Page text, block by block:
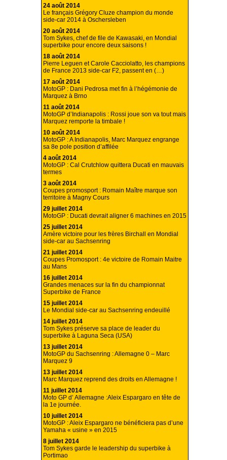
24 août 2014
Le français Grégory Cluze champion du monde
side-car 2014 à Oschersleben
20 août 2014
Tom Sykes, chef de file de Kawasaki, en Mondial
superbike pour encore deux saisons !
18 août 2014
Pierre Leguen et Carole Cacciolatto, les champions
de France 2013 side-car F2, passent en (…)
17 août 2014
MotoGP : Dani Pedrosa met fin à l’hégémonie de
Marquez à Brno
11 août 2014
MotoGP d’Indianapolis : Rossi joue son va tout mais
Marquez remporte la timbale !
10 août 2014
MotoGP : A Indianapolis, Marc Marquez engrange
sa 8e pole position d’affilée
4 août 2014
MotoGP : Cal Crutchlow quittera Ducati en mauvais
termes
3 août 2014
Coupes promosport : Romain Maître marque son
territoire à Magny Cours
29 juillet 2014
MotoGP : Ducati devrait aligner 6 machines en 2015
25 juillet 2014
Amère victoire pour les frères Birchall en Mondial
side-car au Sachsenring
21 juillet 2014
Coupes Promosport : 4e victoire de Romain Maitre
au Mans
16 juillet 2014
Grandes menaces sur la fin du championnat
Superbike de France
15 juillet 2014
Le Mondial side-car au Sachsenring endeuillé
14 juillet 2014
Tom Sykes préserve sa place de leader du
superbike à Laguna Seca (USA)
13 juillet 2014
MotoGP du Sachsenring : Allemagne 0 – Marc
Marquez 9
13 juillet 2014
Marc Marquez reprend des droits en Allemagne !
11 juillet 2014
Moto GP d’ Allemagne :Aleix Espargaro en tête de
la 1e journée.
10 juillet 2014
MotoGP : Aleix Espargaro ne bénéficiera pas d’une
Yamaha « usine » en 2015
8 juillet 2014
Tom Sykes garde le leadership du superbike à
Portimao